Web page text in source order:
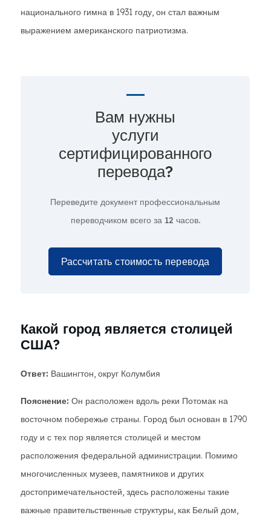
национального гимна в 1931 году, он стал важным
выражением американского патриотизма.
Вам нужны
услуги
сертифицированного
перевода?
Переведите документ профессиональным
переводчиком всего за 12 часов.
Рассчитать стоимость перевода
Какой город является столицей
США?
Ответ: Вашингтон, округ Колумбия
Пояснение: Он расположен вдоль реки Потомак на
восточном побережье страны. Город был основан в 1790
году и с тех пор является столицей и местом
расположения федеральной администрации. Помимо
многочисленных музеев, памятников и других
достопримечательностей, здесь расположены такие
важные правительственные структуры, как Белый дом,